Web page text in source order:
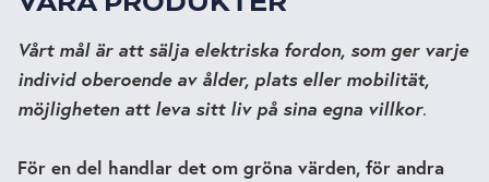
Vårt mål är att sälja elektriska fordon, som ger varje
individ oberoende av ålder, plats eller mobilität,
möjligheten att leva sitt liv på sina egna villkor.
För en del handlar det om gröna värden, för andra